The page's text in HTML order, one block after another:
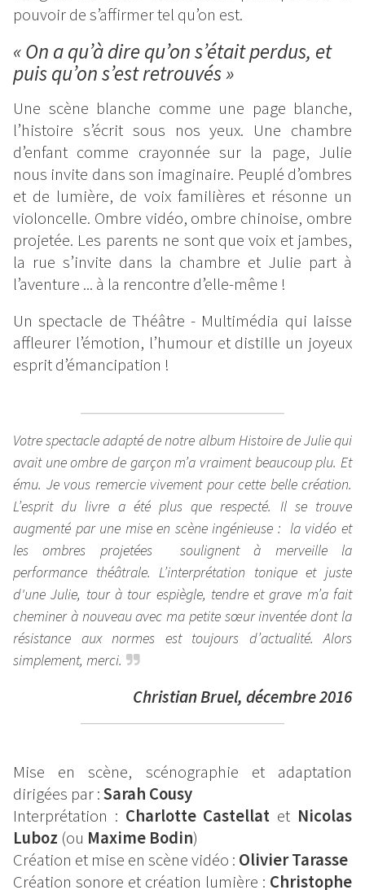
pouvoir de s’affirmer tel qu’on est.
« On a qu’à dire qu’on s’était perdus, et
puis qu’on s’est retrouvés »
Une scène blanche comme une page blanche,
l’histoire s’écrit sous nos yeux. Une chambre
d’enfant comme crayonnée sur la page, Julie
nous invite dans son imaginaire. Peuplé d’ombres
et de lumière, de voix familières et résonne un
violoncelle. Ombre vidéo, ombre chinoise, ombre
projetée. Les parents ne sont que voix et jambes,
la rue s’invite dans la chambre et Julie part à
l’aventure ... à la rencontre d’elle-même !
Un spectacle de Théâtre - Multimédia qui laisse
affleurer l’émotion, l’humour et distille un joyeux
esprit d’émancipation !
Votre spectacle adapté de notre album Histoire de Julie qui
avait une ombre de garçon m’a vraiment beaucoup plu. Et
ému. Je vous remercie vivement pour cette belle création.
L’esprit du livre a été plus que respecté. Il se trouve
augmenté par une mise en scène ingénieuse : la vidéo et
les ombres projetées soulignent à merveille la
performance théâtrale. L’interprétation tonique et juste
d'une Julie, tour à tour espiègle, tendre et grave m’a fait
cheminer à nouveau avec ma petite sœur inventée dont la
résistance aux normes est toujours d’actualité. Alors
simplement, merci.
Christian Bruel, décembre 2016
Mise en scène, scénographie et adaptation
dirigées par :Sarah Cousy
Interprétation : Charlotte Castellat et Nicolas
Luboz (ou Maxime Bodin)
Création et mise en scène vidéo : Olivier Tarasse
Création sonore et création lumière : Christophe